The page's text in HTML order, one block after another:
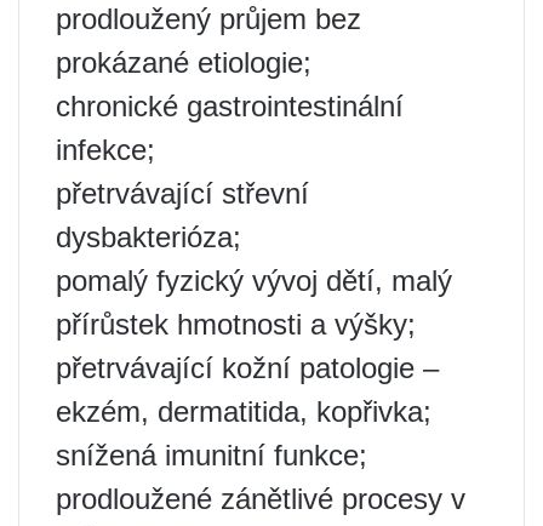
prodloužený průjem bez
prokázané etiologie;
chronické gastrointestinální
infekce;
přetrvávající střevní
dysbakterióza;
pomalý fyzický vývoj dětí, malý
přírůstek hmotnosti a výšky;
přetrvávající kožní patologie –
ekzém, dermatitida, kopřivka;
snížená imunitní funkce;
prodloužené zánětlivé procesy v